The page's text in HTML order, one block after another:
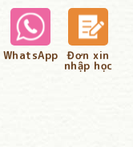
WhatsApp Đơn xin
nhập học